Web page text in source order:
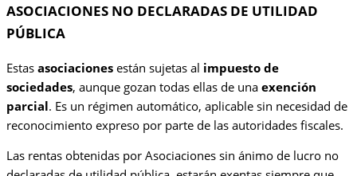
ASOCIACIONES NO DECLARADAS DE UTILIDAD
PÚBLICA
Estas asociaciones están sujetas al impuesto de
sociedades, aunque gozan todas ellas de una exención
parcial. Es un régimen automático, aplicable sin necesidad de
reconocimiento expreso por parte de las autoridades fiscales.
Las rentas obtenidas por Asociaciones sin ánimo de lucro no